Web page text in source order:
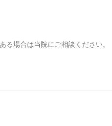
場合は当院にご相談ください。